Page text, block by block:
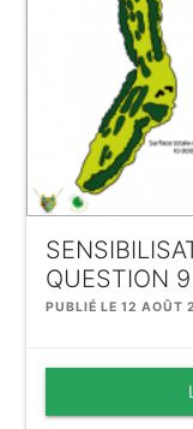
QUESTION 9
PUBLIÉ LE 12 AOÛT